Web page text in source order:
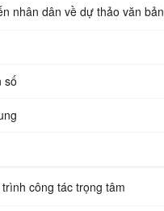
nhân dân về dự thảo văn bản
số
công tác trọng tâm